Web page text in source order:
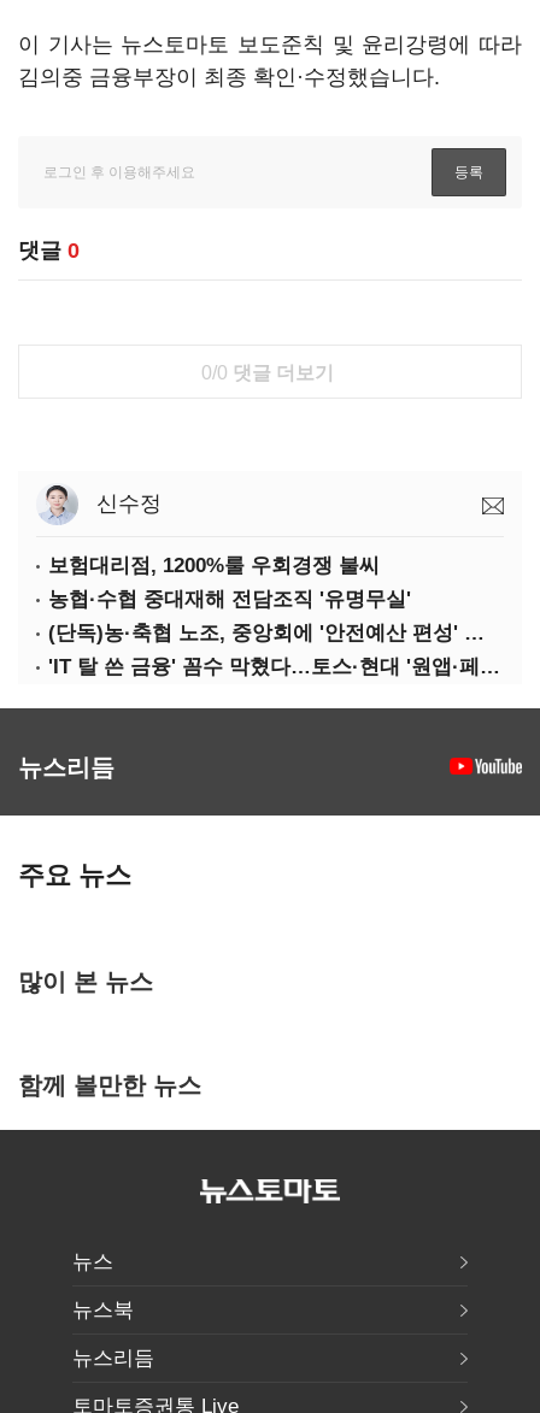
이 기사는 뉴스토마토 보도준칙 및 윤리강령에 따라
김의중 금융부장이 최종 확인·수정했습니다.
댓글 0
0/0 댓글 더보기
신수정
보험대리점, 1200%룰 우회경쟁 불씨
농협·수협 중대재해 전담조직 '유명무실'
(단독)농·축협 노조, 중앙회에 '안전예산 편성' 요구
'IT 탈 쓴 금융' 꼼수 막혔다…토스·현대 '원앱·페이' 전략 수정 불가피
뉴스리듬
주요 뉴스
많이 본 뉴스
함께 볼만한 뉴스
뉴스
뉴스북
뉴스리듬
토마토증권통 Live